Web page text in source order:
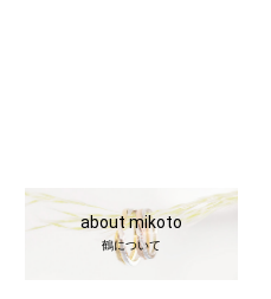
about mikoto
鶴について